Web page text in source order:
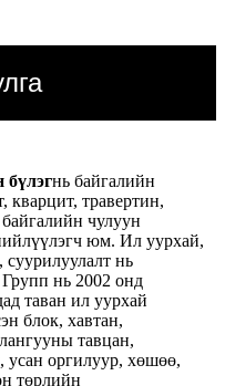
бүлэгнь байгалийн
кварцит, травертин,
чулуун
юм. Ил уурхай,
суурилуулалт нь
нь 2002 онд
таван ил уурхай
блок, хавтан,
тавцан,
усан оргилуур, хөшөө,
төрлийн